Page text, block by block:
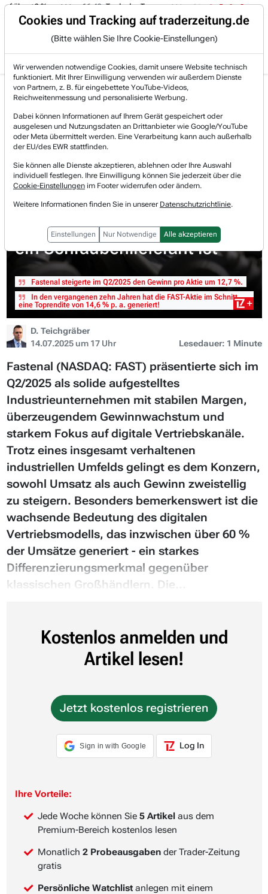
Trading-Room
über +3 %. 16:49 Trade des Tages 16:44 Trade des Tages
Gratis Account Login
Jetzt registrieren und gratis Artikel lesen.
Bereits bei TraderFox registriert? Jetzt anmelden!
Home Börsen-Nachrichten
Meinungen
Warum Fastenal mehr als nur ein Schraubenlieferant...
Fastenal Watchlist
Warum Fastenal mehr als nur
ein Schraubenlieferant ist
Fastenal steigerte im Q2/2025 den Gewinn pro Aktie um 12,7 %.
In den vergangenen zehn Jahren hat die FAST-Aktie im Schnitt
eine Toprendite von 14,6 % p. a. generiert!
D. Teichgräber
14.07.2025 um 17 Uhr
Lesedauer: 1 Minute
Fastenal (NASDAQ: FAST) präsentierte sich im
Q2/2025 als solide aufgestelltes
Industrieunternehmen mit stabilen Margen,
überzeugendem Gewinnwachstum und
starkem Fokus auf digitale Vertriebskanäle.
Trotz eines insgesamt verhaltenen
industriellen Umfelds gelingt es dem Konzern,
sowohl Umsatz als auch Gewinn zweistellig
zu steigern. Besonders bemerkenswert ist die
wachsende Bedeutung des digitalen
Vertriebsmodells, das inzwischen über 60 %
der Umsätze generiert - ein starkes
Differenzierungsmerkmal gegenüber
klassischen Großhändlern. Die...
Kostenlos anmelden und
Artikel lesen!
Jetzt kostenlos registrieren
Sign in with Google Log In
Ihre Vorteile:
Jede Woche können Sie 5 Artikel aus dem
Premium-Bereich kostenlos lesen
Monatlich 2 Probeausgaben der Trader-Zeitung
gratis
Persönliche Watchlist anlegen mit einem
Cookies und Tracking auf traderzeitung.de
(Bitte wählen Sie Ihre Cookie-Einstellungen)
Wir verwenden notwendige Cookies, damit unsere Website technisch
funktioniert. Mit Ihrer Einwilligung verwenden wir außerdem Dienste
von Partnern, z. B. für eingebettete YouTube-Videos,
Reichweitenmessung und personalisierte Werbung.
Dabei können Informationen auf Ihrem Gerät gespeichert oder
ausgelesen und Nutzungsdaten an Drittanbieter wie Google/YouTube
oder Meta übermittelt werden. Eine Verarbeitung kann auch außerhalb
der EU/des EWR stattfinden.
Sie können alle Dienste akzeptieren, ablehnen oder Ihre Auswahl
individuell festlegen. Ihre Einwilligung können Sie jederzeit über die
Cookie-Einstellungen im Footer widerrufen oder ändern.
Weitere Informationen finden Sie in unserer Datenschutzrichtlinie.
Einstellungen Nur Notwendige Alle akzeptieren